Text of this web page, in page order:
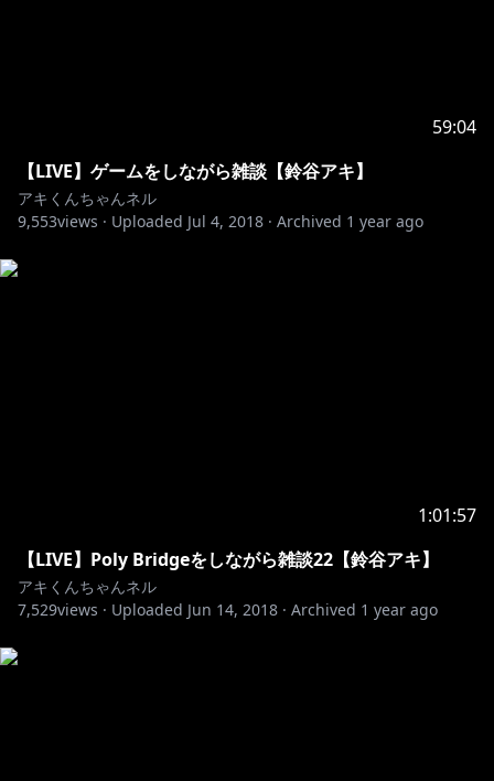
59:04
【LIVE】ゲームをしながら雑談【鈴谷アキ】
アキくんちゃんネル
9,553views · Uploaded Jul 4, 2018 · Archived 1 year ago
1:01:57
【LIVE】Poly Bridgeをしながら雑談22【鈴谷アキ】
アキくんちゃんネル
7,529views · Uploaded Jun 14, 2018 · Archived 1 year ago